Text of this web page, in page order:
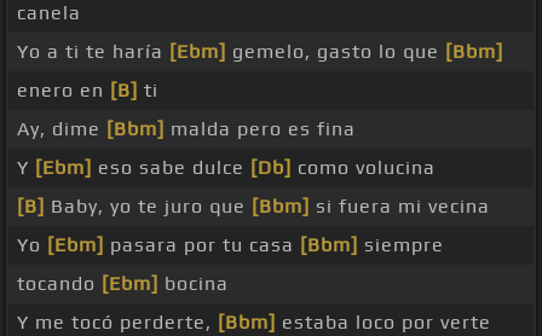
canela
Yo a ti te haría [Ebm] gemelo, gasto lo que [Bbm]
enero en [B] ti
Ay, dime [Bbm] malda pero es fina
Y [Ebm] eso sabe dulce [Db] como volucina
[B] Baby, yo te juro que [Bbm] si fuera mi vecina
Yo [Ebm] pasara por tu casa [Bbm] siempre
tocando [Ebm] bocina
Y me tocó perderte, [Bbm] estaba loco por verte